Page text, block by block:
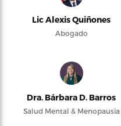
Lic Alexis Quiñones
Abogado
Dra. Bárbara D. Barros
Salud Mental & Menopausia